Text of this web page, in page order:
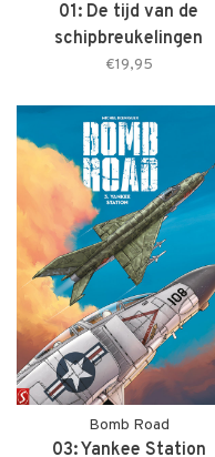
01: De tijd van de
schipbreukelingen
€19,95
Bomb Road
03: Yankee Station